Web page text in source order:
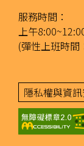
服務時間：
上午
(彈性上班時間
隱私權與資